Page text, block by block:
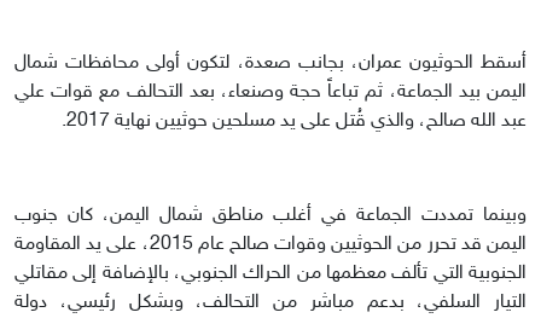
أسقط الحوثيون عمران، بجانب صعدة، لتكون أولى محافظات شمال
اليمن بيد الجماعة، ثم تباعاً حجة وصنعاء، بعد التحالف مع قوات علي
عبد الله صالح، والذي قُتل على يد مسلحين حوثيين نهاية 2017.
وبينما تمددت الجماعة في أغلب مناطق شمال اليمن، كان جنوب
اليمن قد تحرر من الحوثيين وقوات صالح عام 2015، على يد المقاومة
الجنوبية التي تألف معظمها من الحراك الجنوبي، بالإضافة إلى مقاتلي
التيار السلفي، بدعم مباشر من التحالف، وبشكل رئيسي، دولة